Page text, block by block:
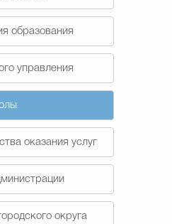
образования
управления
оказания услуг
округа